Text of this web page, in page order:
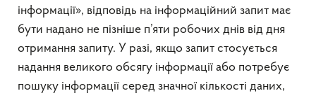
інформації», відповідь на інформаційний запит має
бути надано не пізніше п’яти робочих днів від дня
отримання запиту. У разі, якщо запит стосується
надання великого обсягу інформації або потребує
пошуку інформації серед значної кількості даних,